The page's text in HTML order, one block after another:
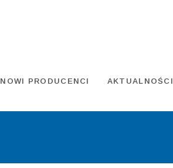
NOWI PRODUCENCI AKTUALNOŚCI